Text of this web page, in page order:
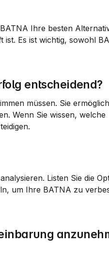
Ihre besten
ist. Es ist wichtig, sowohl
entscheidend?
müssen. Sie
Wenn Sie wissen, welche
Listen Sie die
um Ihre BATNA zu